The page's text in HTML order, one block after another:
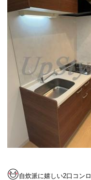
自炊派に嬉しい2口コンロ